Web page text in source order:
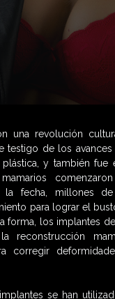
una revolución
testigo de los avances
y también fue
la fecha, millones
para lograr el
forma, los implantes
reconstrucción
corregir
se han